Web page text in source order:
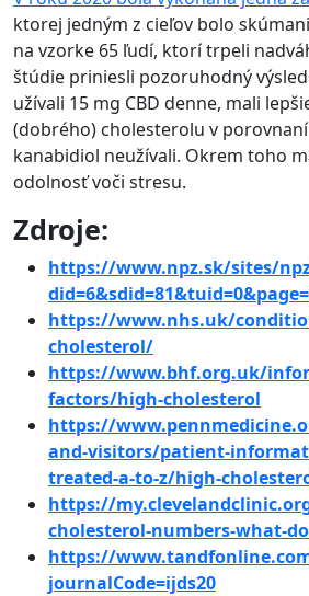
ktorej jedným z cieľov bolo
na vzorke 65 ľudí, ktorí trpeli
štúdie priniesli pozoruhodný
užívali 15 mg CBD denne, mali
(dobrého) cholesterolu v
kanabidiol neužívali. Okrem toho
odolnosť voči stresu.
Zdroje:
https://www.npz.sk/sites/
https://www.nhs.uk/
cholesterol/
https://www.bhf.org.uk/
factors/high-cholesterol
https://
and-visitors/patient-
treated-a-to-z/high-
https://
cholesterol-numbers-what-
https://
journalCode=ijds20